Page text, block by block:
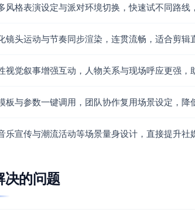
风格表演设定与派对环境切换，快速试不同路线
镜头运动与节奏同步渲染，连贯流畅，适合剪辑
视觉叙事增强互动，人物关系与现场呼应更强，
板与参数一键调用，团队协作复用场景设定，降
乐宣传与潮流活动等场景量身设计，直接提升社
决的问题